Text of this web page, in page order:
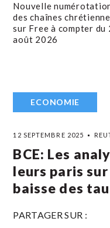
Nouvelle
des chaînes
sur Free à compter du
août 2026
ECONOMIE
12 SEPTEMBRE 2025
BCE: Les
leurs paris
baisse des
PARTAGER SUR :